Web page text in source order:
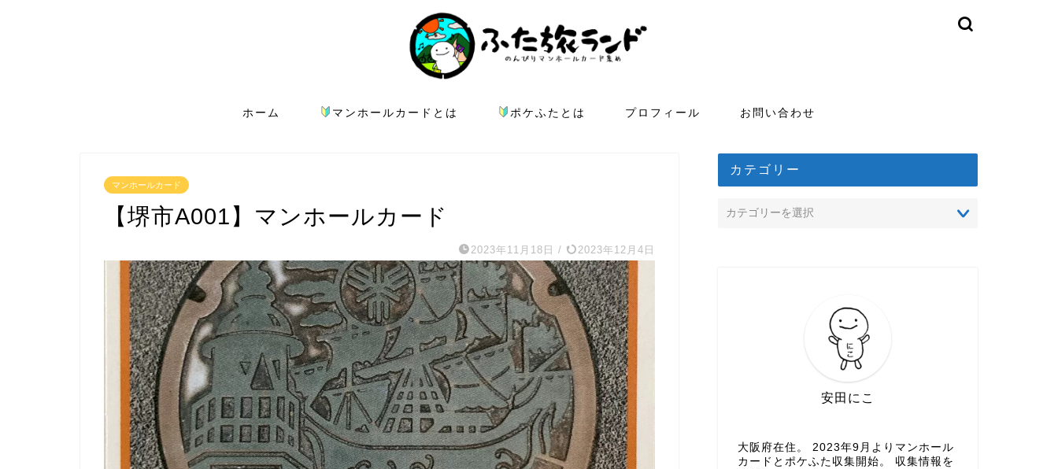
ホーム マンホールカードとは ポケふたとは プロフィール お問い合わせ
マンホールカード
【堺市A001】マンホールカード
2023年11月18日 / 2023年12月4日
カテゴリー
安田にこ
大阪府在住。 2023年9月よりマンホール
カードとポケふた収集開始。 収集情報を